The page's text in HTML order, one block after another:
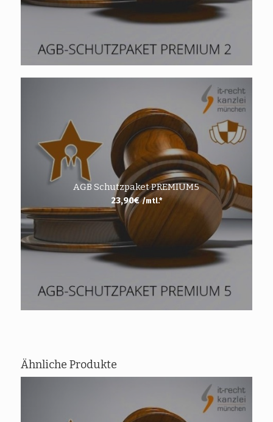
AGB Schutzpaket PREMIUM5
23,90€ /mtl.*
Ähnliche Produkte